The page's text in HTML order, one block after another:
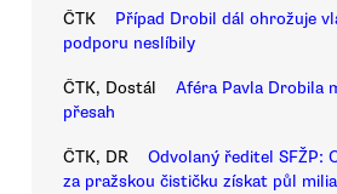
ČTK
Případ Drobil dál ohrožuje
podporu neslíbily
ČTK, Dostál
Aféra Pavla Drobila
přesah
ČTK, DR
Odvolaný ředitel SFŽP:
za pražskou čističku získat půl